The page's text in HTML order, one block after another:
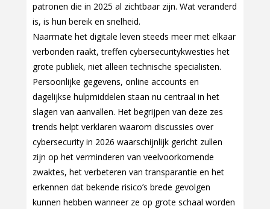
patronen die in 2025 al zichtbaar zijn. Wat veranderd
is, is hun bereik en snelheid.
Naarmate het digitale leven steeds meer met elkaar
verbonden raakt, treffen cybersecuritykwesties het
grote publiek, niet alleen technische specialisten.
Persoonlijke gegevens, online accounts en
dagelijkse hulpmiddelen staan nu centraal in het
slagen van aanvallen. Het begrijpen van deze zes
trends helpt verklaren waarom discussies over
cybersecurity in 2026 waarschijnlijk gericht zullen
zijn op het verminderen van veelvoorkomende
zwaktes, het verbeteren van transparantie en het
erkennen dat bekende risico’s brede gevolgen
kunnen hebben wanneer ze op grote schaal worden